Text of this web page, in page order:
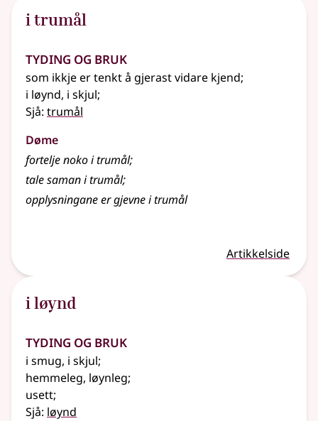
i trumål
Tyding og bruk
som ikkje er tenkt å gjerast vidare kjend;
i løynd, i skjul;
Sjå: trumål
Døme
fortelje noko i trumål;
tale saman i trumål;
opplysningane er gjevne i trumål
Artikkelside
i løynd
Tyding og bruk
i smug, i skjul;
hemmeleg, løynleg;
usett;
Sjå: løynd